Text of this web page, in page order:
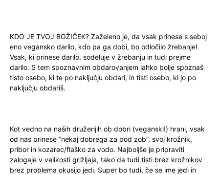
KDO JE TVOJ BOŽIČEK? Zaželeno je, da vsak prinese s seboj
eno vegansko darilo, kdo pa ga dobi, bo odločilo žrebanje!
Vsak, ki prinese darilo, sodeluje v žrebanju in tudi prejme
darilo. S tem spoznavnim obdarovanjem lahko bolje spoznaš
tisto osebo, ki te po naključju obdari, in tisti osebo, ki jo po
naključju obdariš.
Kot vedno na naših druženjih ob dobri (veganski!) hrani, vsak
od nas prinese “nekaj dobrega za pod zob”, svoj krožnik,
pribor in kozarec/flaško za vodo. Najboljše je pripraviti
zalogaje v velikosti grižljaja, tako da tudi tisti brez krožnikov
brez problema okusijo jedi. Super bo tudi, če se ime jedi in